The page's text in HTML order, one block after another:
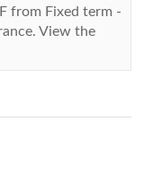
from Fixed term -
View the